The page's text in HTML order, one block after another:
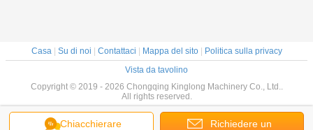
Chiacchierare Richiedere un
Casa| Su di noi Contattaci Mappa del sito|
Politica sulla privacy
Vista da tavolino
Copyright © 2019 - 2026 Chongqing Kinglong Machinery Co., Ltd..
All rights reserved.